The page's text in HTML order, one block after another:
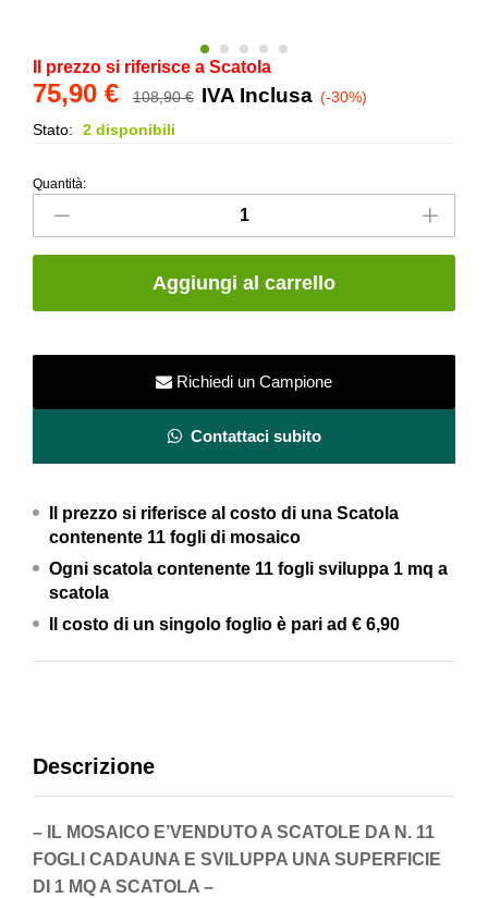
Il prezzo si riferisce a Scatola
75,90 € 108,90€ IVA Inclusa (-30%)
Stato:
2 disponibili
Mosaico
Marble
Brick
quantity
Quantità:
Aggiungi al carrello
Richiedi un Campione
Contattaci subito
Il prezzo si riferisce al costo di una Scatola
contenente 11 fogli di mosaico
Ogni scatola contenente 11 fogli sviluppa 1 mq a
scatola
Il costo di un singolo foglio è pari ad € 6,90
Descrizione
– IL MOSAICO E’VENDUTO A SCATOLE DA N. 11
FOGLI CADAUNA E SVILUPPA UNA SUPERFICIE
DI 1 MQ A SCATOLA –